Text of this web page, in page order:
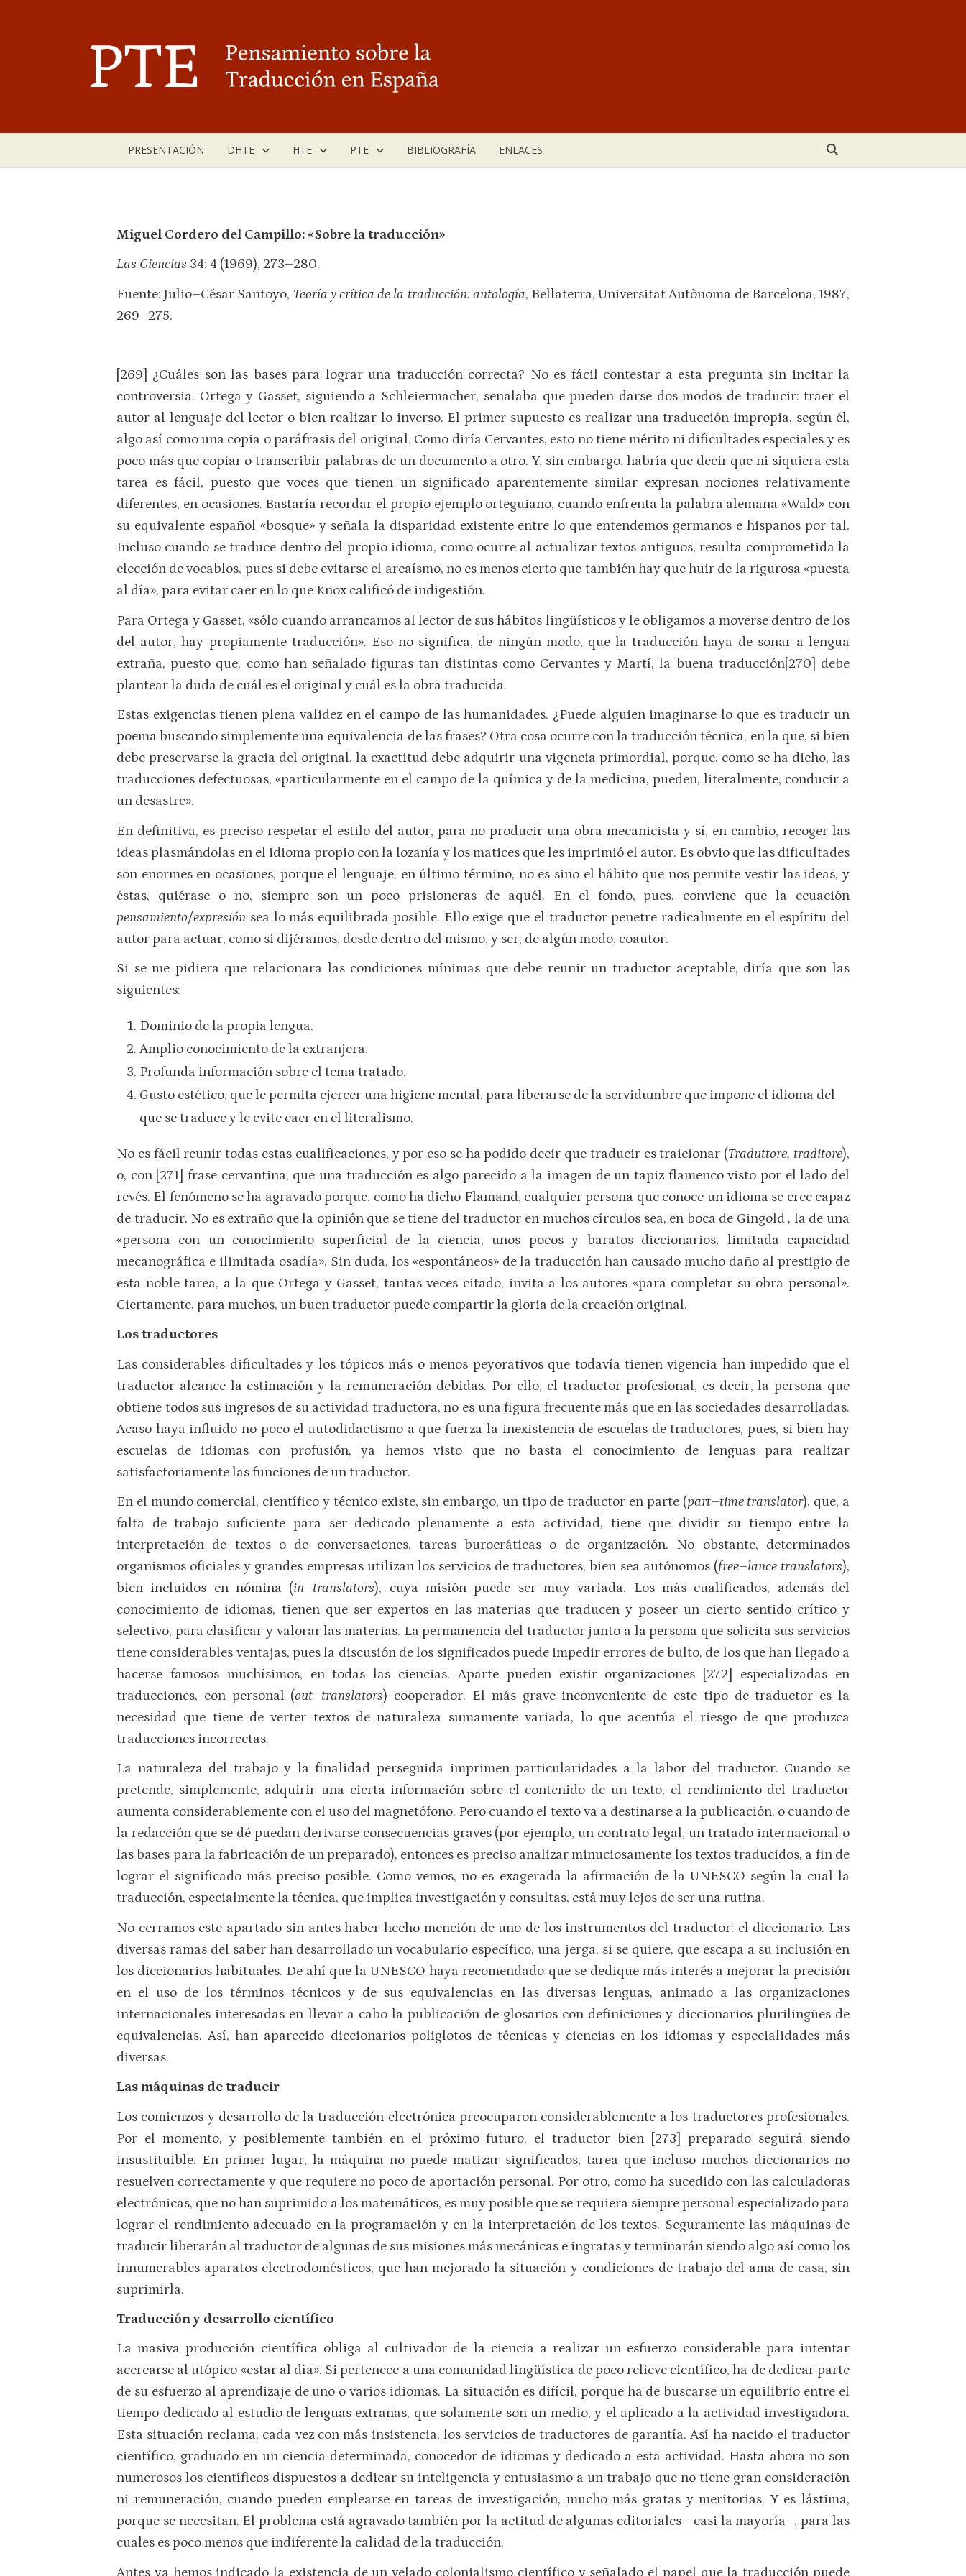
PRESENTACIÓN DHTE HTE PTE BIBLIOGRAFÍA ENLACES
Miguel Cordero del Campillo: «Sobre la traducción»
Las Ciencias 34: 4 (1969), 273–280.
Fuente: Julio–César Santoyo, Teoría y crítica de la traducción: antología, Bellaterra, Universitat Autònoma de Barcelona, 1987,
269–275.
[269] ¿Cuáles son las bases para lograr una traducción correcta? No es fácil contestar a esta pregunta sin incitar la
controversia. Ortega y Gasset, siguiendo a Schleiermacher, señalaba que pueden darse dos modos de traducir: traer el
autor al lenguaje del lector o bien realizar lo inverso. El primer supuesto es realizar una traducción impropia, según él,
algo así como una copia o paráfrasis del original. Como diría Cervantes, esto no tiene mérito ni dificultades especiales y es
poco más que copiar o transcribir palabras de un documento a otro. Y, sin embargo, habría que decir que ni siquiera esta
tarea es fácil, puesto que voces que tienen un significado aparentemente similar expresan nociones relativamente
diferentes, en ocasiones. Bastaría recordar el propio ejemplo orteguiano, cuando enfrenta la palabra alemana «Wald» con
su equivalente español «bosque» y señala la disparidad existente entre lo que entendemos germanos e hispanos por tal.
Incluso cuando se traduce dentro del propio idioma, como ocurre al actualizar textos antiguos, resulta comprometida la
elección de vocablos, pues si debe evitarse el arcaísmo, no es menos cierto que también hay que huir de la rigurosa «puesta
al día», para evitar caer en lo que Knox calificó de indigestión.
Para Ortega y Gasset, «sólo cuando arrancamos al lector de sus hábitos lingüísticos y le obligamos a moverse dentro de los
del autor, hay propiamente traducción». Eso no significa, de ningún modo, que la traducción haya de sonar a lengua
extraña, puesto que, como han señalado figuras tan distintas como Cervantes y Martí, la buena traducción[270] debe
plantear la duda de cuál es el original y cuál es la obra traducida.
Estas exigencias tienen plena validez en el campo de las humanidades. ¿Puede alguien imaginarse lo que es traducir un
poema buscando simplemente una equivalencia de las frases? Otra cosa ocurre con la traducción técnica, en la que, si bien
debe preservarse la gracia del original, la exactitud debe adquirir una vigencia primordial, porque, como se ha dicho, las
traducciones defectuosas, «particularmente en el campo de la química y de la medicina, pueden, literalmente, conducir a
un desastre».
En definitiva, es preciso respetar el estilo del autor, para no producir una obra mecanicista y sí, en cambio, recoger las
ideas plasmándolas en el idioma propio con la lozanía y los matices que les imprimió el autor. Es obvio que las dificultades
son enormes en ocasiones, porque el lenguaje, en último término, no es sino el hábito que nos permite vestir las ideas, y
éstas, quiérase o no, siempre son un poco prisioneras de aquél. En el fondo, pues, conviene que la ecuación
pensamiento/expresión sea lo más equilibrada posible. Ello exige que el traductor penetre radicalmente en el espíritu del
autor para actuar, como si dijéramos, desde dentro del mismo, y ser, de algún modo, coautor.
Si se me pidiera que relacionara las condiciones mínimas que debe reunir un traductor aceptable, diría que son las
siguientes:
Dominio de la propia lengua.
Amplio conocimiento de la extranjera.
Profunda información sobre el tema tratado.
Gusto estético, que le permita ejercer una higiene mental, para liberarse de la servidumbre que impone el idioma del
que se traduce y le evite caer en el literalismo.
No es fácil reunir todas estas cualificaciones, y por eso se ha podido decir que traducir es traicionar (Traduttore, traditore),
o, con [271] frase cervantina, que una traducción es algo parecido a la imagen de un tapiz flamenco visto por el lado del
revés. El fenómeno se ha agravado porque, como ha dicho Flamand, cualquier persona que conoce un idioma se cree capaz
de traducir. No es extraño que la opinión que se tiene del traductor en muchos círculos sea, en boca de Gingold , la de una
«persona con un conocimiento superficial de la ciencia, unos pocos y baratos diccionarios, limitada capacidad
mecanográfica e ilimitada osadía». Sin duda, los «espontáneos» de la traducción han causado mucho daño al prestigio de
esta noble tarea, a la que Ortega y Gasset, tantas veces citado, invita a los autores «para completar su obra personal».
Ciertamente, para muchos, un buen traductor puede compartir la gloria de la creación original.
Los traductores
Las considerables dificultades y los tópicos más o menos peyorativos que todavía tienen vigencia han impedido que el
traductor alcance la estimación y la remuneración debidas. Por ello, el traductor profesional, es decir, la persona que
obtiene todos sus ingresos de su actividad traductora, no es una figura frecuente más que en las sociedades desarrolladas.
Acaso haya influido no poco el autodidactismo a que fuerza la inexistencia de escuelas de traductores, pues, si bien hay
escuelas de idiomas con profusión, ya hemos visto que no basta el conocimiento de lenguas para realizar
satisfactoriamente las funciones de un traductor.
En el mundo comercial, científico y técnico existe, sin embargo, un tipo de traductor en parte (part–time translator), que, a
falta de trabajo suficiente para ser dedicado plenamente a esta actividad, tiene que dividir su tiempo entre la
interpretación de textos o de conversaciones, tareas burocráticas o de organización. No obstante, determinados
organismos oficiales y grandes empresas utilizan los servicios de traductores, bien sea autónomos (free–lance translators),
bien incluidos en nómina (in–translators), cuya misión puede ser muy variada. Los más cualificados, además del
conocimiento de idiomas, tienen que ser expertos en las materias que traducen y poseer un cierto sentido crítico y
selectivo, para clasificar y valorar las materias. La permanencia del traductor junto a la persona que solicita sus servicios
tiene considerables ventajas, pues la discusión de los significados puede impedir errores de bulto, de los que han llegado a
hacerse famosos muchísimos, en todas las ciencias. Aparte pueden existir organizaciones [272] especializadas en
traducciones, con personal (out–translators) cooperador. El más grave inconveniente de este tipo de traductor es la
necesidad que tiene de verter textos de naturaleza sumamente variada, lo que acentúa el riesgo de que produzca
traducciones incorrectas.
La naturaleza del trabajo y la finalidad perseguida imprimen particularidades a la labor del traductor. Cuando se
pretende, simplemente, adquirir una cierta información sobre el contenido de un texto, el rendimiento del traductor
aumenta considerablemente con el uso del magnetófono. Pero cuando el texto va a destinarse a la publicación, o cuando de
la redacción que se dé puedan derivarse consecuencias graves (por ejemplo, un contrato legal, un tratado internacional o
las bases para la fabricación de un preparado), entonces es preciso analizar minuciosamente los textos traducidos, a fin de
lograr el significado más preciso posible. Como vemos, no es exagerada la afirmación de la UNESCO según la cual la
traducción, especialmente la técnica, que implica investigación y consultas, está muy lejos de ser una rutina.
No cerramos este apartado sin antes haber hecho mención de uno de los instrumentos del traductor: el diccionario. Las
diversas ramas del saber han desarrollado un vocabulario específico, una jerga, si se quiere, que escapa a su inclusión en
los diccionarios habituales. De ahí que la UNESCO haya recomendado que se dedique más interés a mejorar la precisión
en el uso de los términos técnicos y de sus equivalencias en las diversas lenguas, animado a las organizaciones
internacionales interesadas en llevar a cabo la publicación de glosarios con definiciones y diccionarios plurilingües de
equivalencias. Así, han aparecido diccionarios poliglotos de técnicas y ciencias en los idiomas y especialidades más
diversas.
Las máquinas de traducir
Los comienzos y desarrollo de la traducción electrónica preocuparon considerablemente a los traductores profesionales.
Por el momento, y posiblemente también en el próximo futuro, el traductor bien [273] preparado seguirá siendo
insustituible. En primer lugar, la máquina no puede matizar significados, tarea que incluso muchos diccionarios no
resuelven correctamente y que requiere no poco de aportación personal. Por otro, como ha sucedido con las calculadoras
electrónicas, que no han suprimido a los matemáticos, es muy posible que se requiera siempre personal especializado para
lograr el rendimiento adecuado en la programación y en la interpretación de los textos. Seguramente las máquinas de
traducir liberarán al traductor de algunas de sus misiones más mecánicas e ingratas y terminarán siendo algo así como los
innumerables aparatos electrodomésticos, que han mejorado la situación y condiciones de trabajo del ama de casa, sin
suprimirla.
Traducción y desarrollo científico
La masiva producción científica obliga al cultivador de la ciencia a realizar un esfuerzo considerable para intentar
acercarse al utópico «estar al día». Si pertenece a una comunidad lingüística de poco relieve científico, ha de dedicar parte
de su esfuerzo al aprendizaje de uno o varios idiomas. La situación es difícil, porque ha de buscarse un equilibrio entre el
tiempo dedicado al estudio de lenguas extrañas, que solamente son un medio, y el aplicado a la actividad investigadora.
Esta situación reclama, cada vez con más insistencia, los servicios de traductores de garantía. Así ha nacido el traductor
científico, graduado en un ciencia determinada, conocedor de idiomas y dedicado a esta actividad. Hasta ahora no son
numerosos los científicos dispuestos a dedicar su inteligencia y entusiasmo a un trabajo que no tiene gran consideración
ni remuneración, cuando pueden emplearse en tareas de investigación, mucho más gratas y meritorias. Y es lástima,
porque se necesitan. El problema está agravado también por la actitud de algunas editoriales –casi la mayoría–, para las
cuales es poco menos que indiferente la calidad de la traducción.
Antes ya hemos indicado la existencia de un velado colonialismo científico y señalado el papel que la traducción puede